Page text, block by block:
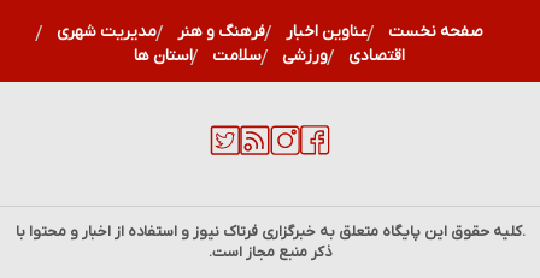
صفحه نخست عناوین اخبار فرهنگ و هنر
مدیریت شهری
اقتصادی
ورزشی سلامت استان ها
.کلیه حقوق این پایگاه متعلق به خبرگزاریفرتاک نیوز و استفاده از اخبار و محتوا با
ذکر منبع مجاز است.